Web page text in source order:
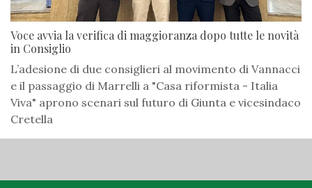
Voce avvia la verifica di maggioranza dopo tutte le novità
in Consiglio
L’adesione di due consiglieri al movimento di Vannacci
e il passaggio di Marrelli a "Casa riformista - Italia
Viva" aprono scenari sul futuro di Giunta e vicesindaco
Cretella